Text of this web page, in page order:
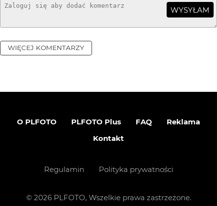
WYSYŁAM
WIĘCEJ KOMENTARZY
O PLFOTO PLFOTO Plus FAQ
Reklama
Kontakt
Regulamin Polityka prywatności
© 2026PLFOTO, Wszelkie prawa zastrzeżone.